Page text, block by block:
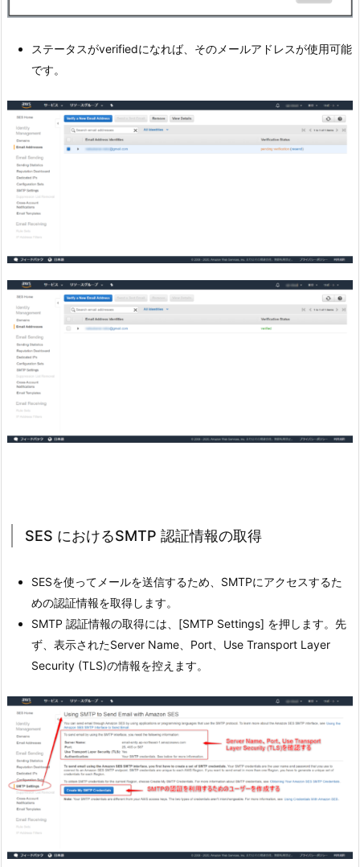
ステータスがverifiedになれば、そのメールアドレスが使用可能
です。
SES におけるSMTP 認証情報の取得
SESを使ってメールを送信するため、SMTPにアクセスするた
めの認証情報を取得します。
SMTP 認証情報の取得には、[SMTP Settings] を押します。先
ず、表示されたServer Name、Port、Use Transport Layer
Security (TLS)の情報を控えます。